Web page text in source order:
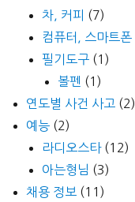
차, 커피 (7)
컴퓨터, 스마트폰
필기도구 (1)
볼펜 (1)
연도별 사건 사고 (2)
예능 (2)
라디오스타(12)
아는형님 (3)
채용 정보 (11)